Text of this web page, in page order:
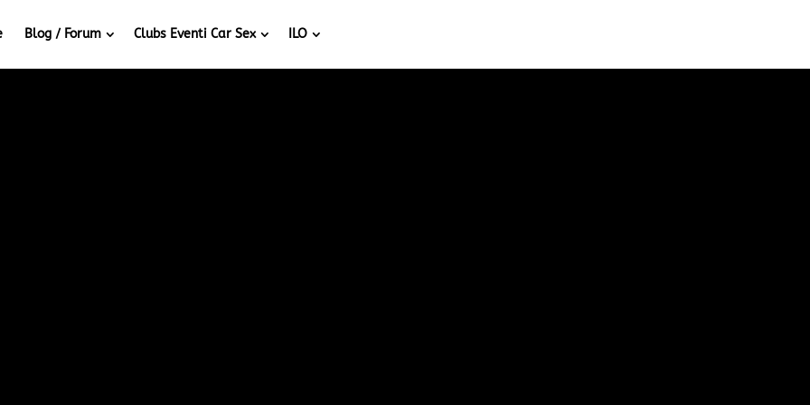
Blog / Forum Clubs Eventi Car Sex ILO